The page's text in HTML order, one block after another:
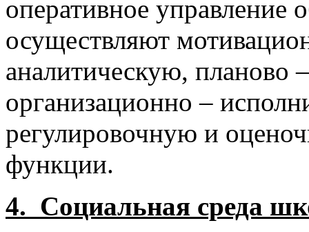
оперативное управление
осуществляют
аналитическую, планово
организационно –
регулировочную и
функции.
4. Социальная среда